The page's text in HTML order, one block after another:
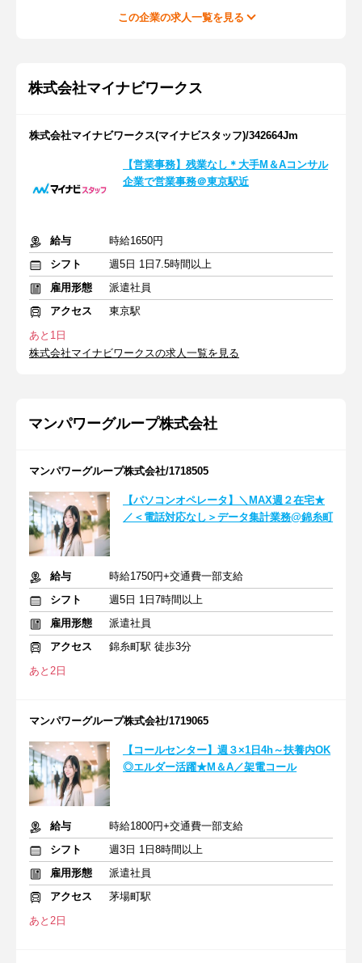
この企業の求人一覧を見る
株式会社マイナビワークス
株式会社マイナビワークス(マイナビスタッフ)/342664Jm
【営業事務】残業なし＊大手M＆Aコンサル
企業で営業事務＠東京駅近
給与
時給1650円
シフト
週5日 1日7.5時間以上
雇用形態
派遣社員
アクセス
東京駅
あと1日
株式会社マイナビワークスの求人一覧を見る
マンパワーグループ株式会社
マンパワーグループ株式会社/1718505
【パソコンオペレータ】＼MAX週２在宅★
／＜電話対応なし＞データ集計業務@錦糸町
給与
時給1750円+交通費一部支給
シフト
週5日 1日7時間以上
雇用形態
派遣社員
アクセス
錦糸町駅 徒歩3分
あと2日
マンパワーグループ株式会社/1719065
【コールセンター】週３×1日4h～扶養内OK
◎エルダー活躍★M＆A／架電コール
給与
時給1800円+交通費一部支給
シフト
週3日 1日8時間以上
雇用形態
派遣社員
アクセス
茅場町駅
あと2日